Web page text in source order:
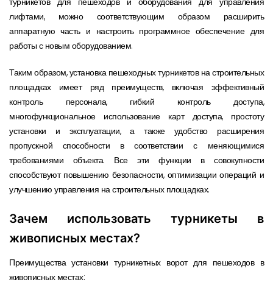
лифтами, можно соответствующим образом расширить
аппаратную часть и настроить программное обеспечение для
работы с новым оборудованием.
Таким образом, установка пешеходных турникетов на строительных
площадках имеет ряд преимуществ, включая эффективный
контроль персонала, гибкий контроль доступа,
многофункциональное использование карт доступа, простоту
установки и эксплуатации, а также удобство расширения
пропускной способности в соответствии с меняющимися
требованиями объекта. Все эти функции в совокупности
способствуют повышению безопасности, оптимизации операций и
улучшению управления на строительных площадках.
Зачем использовать турникеты в
живописных местах?
Преимущества установки турникетных ворот для пешеходов в
живописных местах: